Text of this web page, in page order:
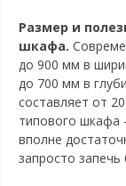
Размер и
шкафа.
до 900 мм в
до 700 мм в
составляет от
типового шкафа
вполне
запросто запечь